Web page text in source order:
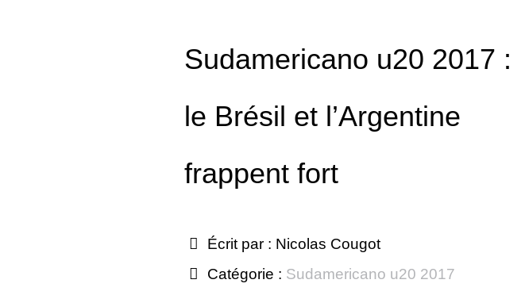
Sudamericano u20 2017 :
le Brésil et l’Argentine
frappent fort
Écrit par : Nicolas Cougot
Catégorie : Sudamericano u20 2017